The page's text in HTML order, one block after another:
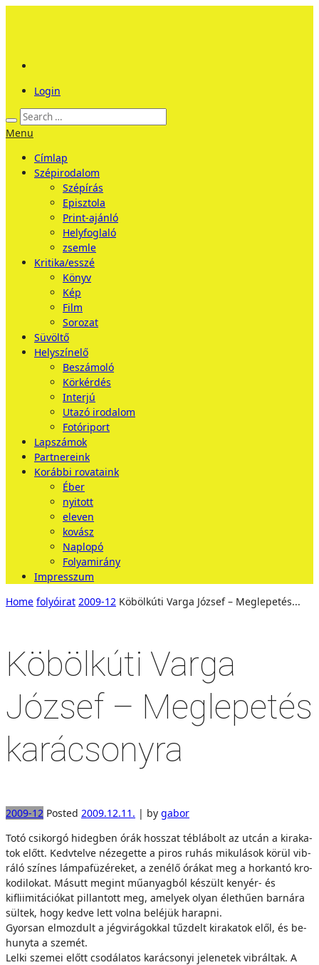
Login
Menu
Címlap
Szépirodalom
Szépírás
Episztola
Print-ajánló
Helyfoglaló
zsemle
Kritika/esszé
Könyv
Kép
Film
Sorozat
Süvöltő
Helyszínelő
Beszámoló
Körkérdés
Interjú
Utazó irodalom
Fotóriport
Lapszámok
Partnereink
Korábbi rovataink
Éber
nyitott
eleven
kovász
Naplopó
Folyamirány
Impresszum
Home folyóirat 2009-12 Köbölkúti Varga József – Meglepetés...
Köbölkúti Varga
József – Meglepetés
karácsonyra
2009-12 Posted 2009.12.11. | by gabor
To­tó csi­kor­gó hi­deg­ben órák hos­­szat téb­lá­bolt az ut­cán a ki­ra­ka­
tok előtt. Kedv­tel­ve né­ze­get­te a pi­ros ru­hás mi­ku­lá­sok kö­rül vib­
rá­ló szí­nes lám­pa­fü­zé­re­ket, a ze­né­lő órá­kat meg a hor­kan­tó kro­
ko­di­lo­kat. Má­sutt megint mű­anyag­ból ké­szült ke­nyér- és
kifliimitációkat pil­lan­tott meg, ame­lyek olyan élet­hű­en bar­ná­ra
sül­tek, hogy ked­ve lett vol­na be­lé­jük ha­rap­ni.
Gyor­san el­moz­dult a jég­vi­rág­ok­kal tűz­delt ki­ra­ka­tok elől, és be­
huny­ta a sze­mét.
Lel­ki sze­mei előtt cso­dá­la­tos ka­rá­cso­nyi je­le­ne­tek vib­rál­tak. A